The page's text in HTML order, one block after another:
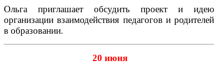
Ольга приглашает обсудить проект и идею
организации взаимодействия педагогов и родителей
в образовании.
20 июня